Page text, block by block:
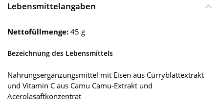
Lebensmittelangaben
Nettofüllmenge: 45 g
Bezeichnung des Lebensmittels
Nahrungsergänzungsmittel mit Eisen aus Curryblattextrakt
und Vitamin C aus Camu Camu-Extrakt und
Acerolasaftkonzentrat